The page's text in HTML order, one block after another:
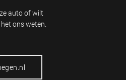
auto of wilt
ons weten.